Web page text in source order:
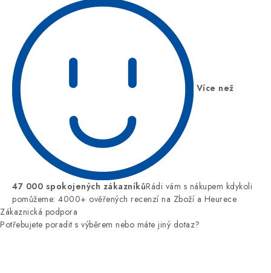
Více než
47 000 spokojených zákazníkůRádi vám s nákupem kdykoli
pomůžeme: 4000+ ověřených recenzí na Zboží a Heurece
Zákaznická podpora
Potřebujete poradit s výběrem nebo máte jiný dotaz?